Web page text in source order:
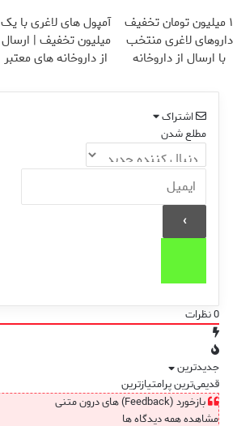
۱ میلیون تومان تخفیف
داروهای لاغری منتخب
با ارسال از داروخانه
آمپول های لاغری با یک
میلیون تخفیف | ارسال
از داروخانه های معتبر
اشتراک
مطلع شدن
0نظرات
جدیدترین
قدیمی‌ترینپرامتیازترین
بازخورد (Feedback) های درون متنی
مشاهده همه دیدگاه ها